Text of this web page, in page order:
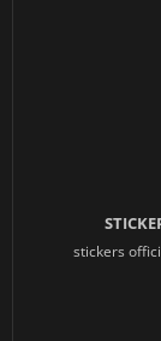
stickers